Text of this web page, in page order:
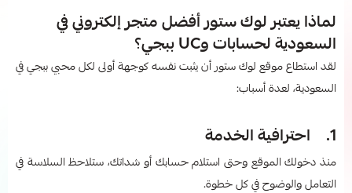
لماذا يعتبر لوك ستور أفضل متجر إلكتروني في
السعودية لحسابات وUC ببجي؟
لقد استطاع موقع لوك ستور أن يثبت نفسه كوجهة أولى لكل محبي ببجي في
السعودية، لعدة أسباب:
1. احترافية الخدمة
منذ دخولك الموقع وحتى استلام حسابك أو شداتك، ستلاحظ السلاسة في
التعامل والوضوح في كل خطوة.